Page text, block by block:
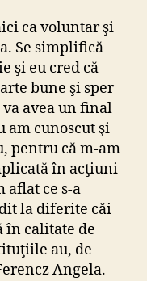
ca voluntar şi
Se simplifică
şi eu cred că
bune şi sper
avea un final
am cunoscut şi
pentru că m-am
în acţiuni
aflat ce s-a
la diferite căi
în calitate de
au, de
Angela.